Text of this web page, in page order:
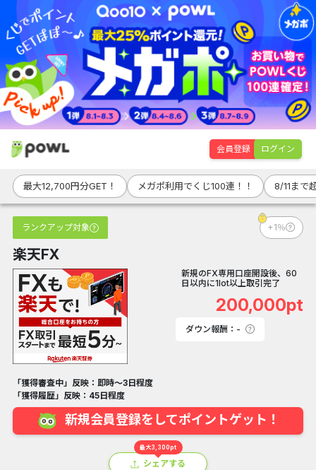
会員登録 ログイン
最大12,700円分GET！ メガポ利用でくじ100連！！ 8/11まで
ランクアップ対象 +1％
楽天FX
新規のFX専用口座開設後、60
日以内に1lot以上取引完了
200,000pt
ダウン報酬：-
「獲得審査中」反映：即時～3日程度
「獲得履歴」反映：45日程度
新規会員登録をしてポイントゲット！
最大3,300pt
シェアする